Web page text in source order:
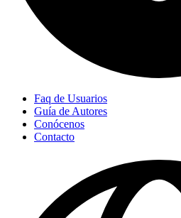
Faq de Usuarios
Guía de Autores
Conócenos
Contacto